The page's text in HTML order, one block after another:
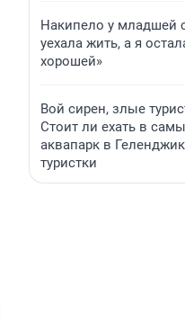
Накипело у младшей
уехала жить, а я
хорошей»
Вой сирен, злые
Стоит ли ехать в
аквапарк в
туристки